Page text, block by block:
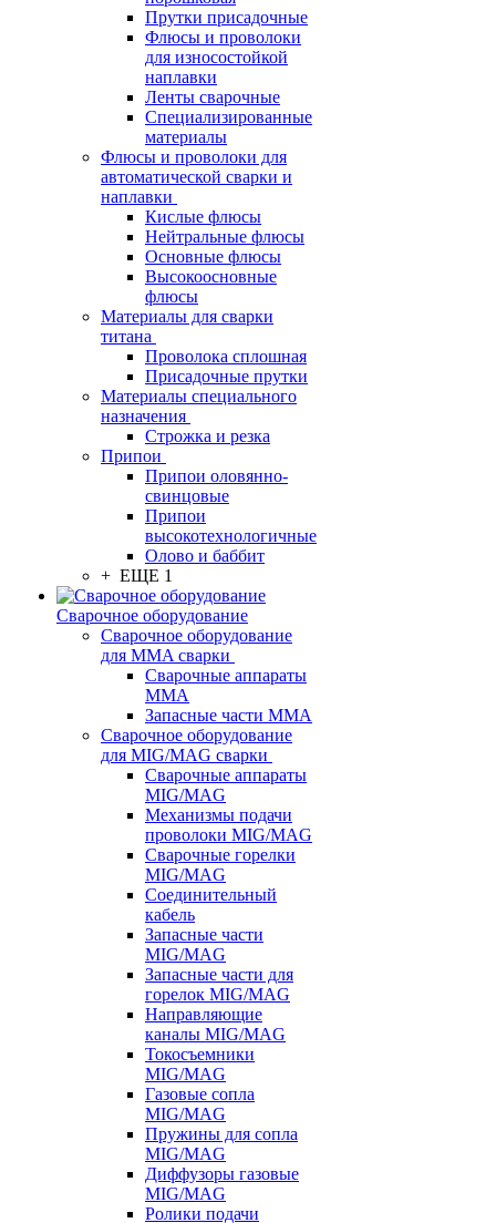
Прутки присадочные
Флюсы и проволоки
для износостойкой
наплавки
Ленты сварочные
Специализированные
материалы
Флюсы и проволоки для
автоматической сварки и
наплавки
Кислые флюсы
Нейтральные флюсы
Основные флюсы
Высокоосновные
флюсы
Материалы для сварки
титана
Проволока сплошная
Присадочные прутки
Материалы специального
назначения
Строжка и резка
Припои
Припои оловянно-
свинцовые
Припои
высокотехнологичные
Олово и баббит
+ ЕЩЕ 1
Сварочное оборудование
Сварочное оборудование
для MMA сварки
Сварочные аппараты
MMA
Запасные части MMA
Сварочное оборудование
для MIG/MAG сварки
Сварочные аппараты
MIG/MAG
Механизмы подачи
проволоки MIG/MAG
Сварочные горелки
MIG/MAG
Соединительный
кабель
Запасные части
MIG/MAG
Запасные части для
горелок MIG/MAG
Направляющие
каналы MIG/MAG
Токосъемники
MIG/MAG
Газовые сопла
MIG/MAG
Пружины для сопла
MIG/MAG
Диффузоры газовые
MIG/MAG
Ролики подачи